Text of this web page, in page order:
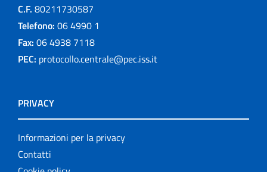
C.F. 80211730587
Telefono: 06 4990 1
Fax: 06 4938 7118
PEC: protocollo.centrale@pec.iss.it
PRIVACY
Informazioni per la privacy
Contatti